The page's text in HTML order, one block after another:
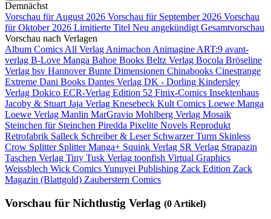
Demnächst
Vorschau für August 2026 Vorschau für September 2026 Vorschau
für Oktober 2026 Limitierte Titel Neu angekündigt Gesamtvorschau
Vorschau nach Verlagen
Album Comics All Verlag Animachon Animagine ART:9 avant-
verlag B-Love Manga Bahoe Books Beltz Verlag Bocola Bröseline
Verlag bsv HannoverBunte Dimensionen Chinabooks Cinestrange
Extreme Dani Books Dantes Verlag DK - Dorling Kindersley
Verlag Dokico ECR-Verlag Edition 52 Finix-Comics Insektenhaus
Jacoby & Stuart Jaja Verlag Knesebeck Kult Comics Loewe Manga
Loewe Verlag Manlin MarGravio Mohlberg Verlag Mosaik
Steinchen für Steinchen Piredda Pixelite Novels Reprodukt
Retrofabrik Salleck Schreiber & Leser Schwarzer Turm Skinless
Crow Splitter Splitter Manga+ Squink Verlag SR Verlag Strapazin
Taschen Verlag Tiny Tusk Verlag toonfish Virtual Graphics
Weissblech Wick ComicsYunuyei Publishing Zack Edition Zack
Magazin (Blattgold) Zauberstern Comics
Vorschau für Nichtlustig Verlag (0 Artikel)